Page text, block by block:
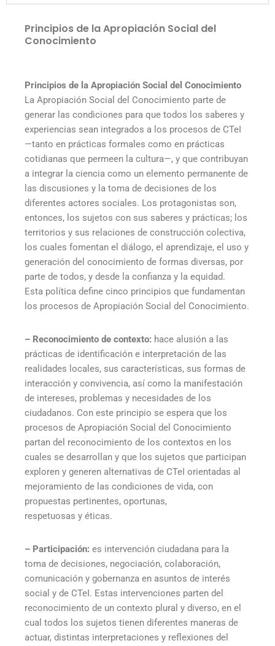
Principios de la Apropiación Social del
Conocimiento
Principios de la Apropiación Social del Conocimiento
La Apropiación Social del Conocimiento parte de
generar las condiciones para que todos los saberes y
experiencias sean integrados a los procesos de CTeI
—tanto en prácticas formales como en prácticas
cotidianas que permeen la cultura—, y que contribuyan
a integrar la ciencia como un elemento permanente de
las discusiones y la toma de decisiones de los
diferentes actores sociales. Los protagonistas son,
entonces, los sujetos con sus saberes y prácticas; los
territorios y sus relaciones de construcción colectiva,
los cuales fomentan el diálogo, el aprendizaje, el uso y
generación del conocimiento de formas diversas, por
parte de todos, y desde la confianza y la equidad.
Esta política define cinco principios que fundamentan
los procesos de Apropiación Social del Conocimiento.
– Reconocimiento de contexto: hace alusión a las
prácticas de identificación e interpretación de las
realidades locales, sus características, sus formas de
interacción y convivencia, así como la manifestación
de intereses, problemas y necesidades de los
ciudadanos. Con este principio se espera que los
procesos de Apropiación Social del Conocimiento
partan del reconocimiento de los contextos en los
cuales se desarrollan y que los sujetos que participan
exploren y generen alternativas de CTeI orientadas al
mejoramiento de las condiciones de vida, con
propuestas pertinentes, oportunas,
respetuosas y éticas.
– Participación: es intervención ciudadana para la
toma de decisiones, negociación, colaboración,
comunicación y gobernanza en asuntos de interés
social y de CTeI. Estas intervenciones parten del
reconocimiento de un contexto plural y diverso, en el
cual todos los sujetos tienen diferentes maneras de
actuar, distintas interpretaciones y reflexiones del